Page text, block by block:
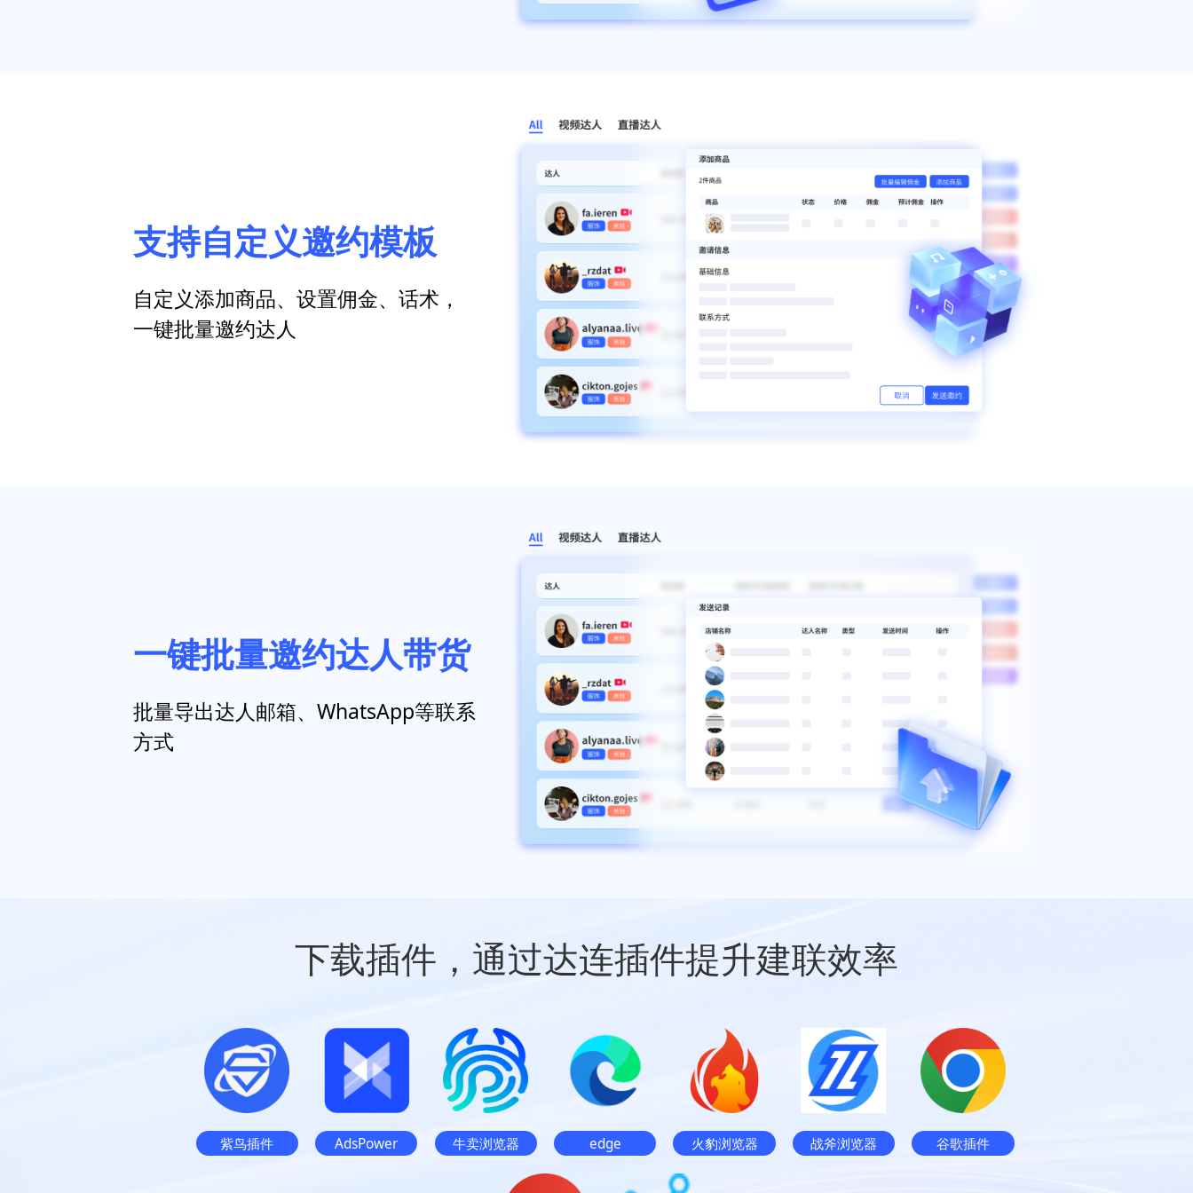
支持自定义邀约模板
自定义添加商品、设置佣金、话术，
一键批量邀约达人
一键批量邀约达人带货
批量导出达人邮箱、WhatsApp等联系
方式
下载插件，通过达连插件提升建联效率
紫鸟插件 AdsPower 牛卖浏览器 edge 火豹浏览器 战斧浏览器 谷歌插件